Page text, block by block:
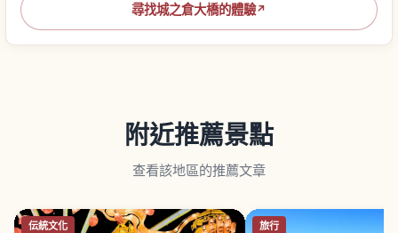
尋找城之倉大橋的體驗↗
附近推薦景點
查看該地區的推薦文章
伝統文化 旅行